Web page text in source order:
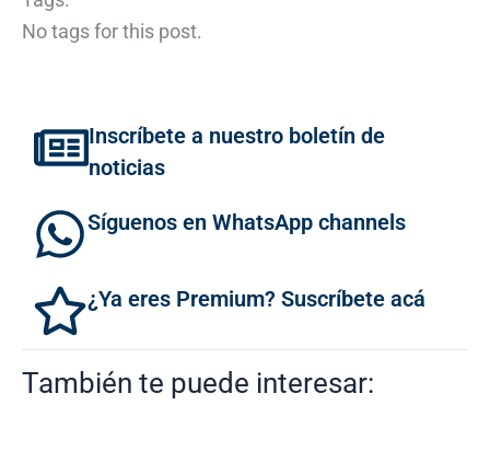
No tags for this post.
Inscríbete a nuestro boletín de
noticias
Síguenos en WhatsApp channels
¿Ya eres Premium? Suscríbete acá
También te puede interesar: